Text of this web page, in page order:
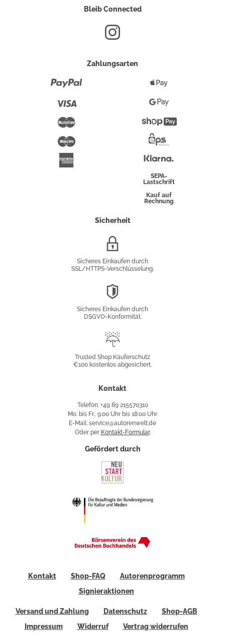
Bleib Connected
Zahlungsarten
Maestro
Pay
Google
Pay
Überweisung
SEPA-
Lastschrift
Kauf auf
Rechnung
Sicherheit
Sicheres Einkaufen durch
SSL/HTTPS-Verschlüsselung.
Sicheres Einkaufen durch
DSGVO-Konformität.
Käuferschutz
Trusted Shop Käuferschutz
€100 kostenlos abgesichert.
Kontakt
Telefon: +49 89 215570310
Mo. bis Fr., 9:00 Uhr bis 18:00 Uhr
E-Mail: service@autorenwelt.de
Oder per Kontakt-Formular.
Gefördert durch
Kontakt Shop-FAQ
Autorenprogramm
Signieraktionen
Versand und Zahlung Datenschutz
Shop-AGB
Impressum
Widerruf Vertrag widerrufen